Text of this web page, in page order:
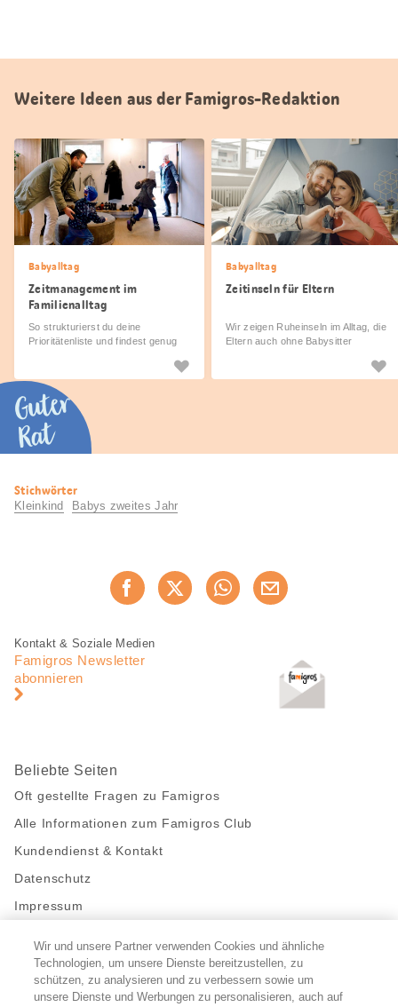
Weitere Ideen aus der Famigros-Redaktion
Babyalltag
Zeitmanagement im
Familienalltag
So strukturierst du deine
Prioritätenliste und findest genug
Babyalltag
Zeitinseln für Eltern
Wir zeigen Ruheinseln im Alltag, die
Eltern auch ohne Babysitter
Guter
Rat
Nützliche
Informationen
Stichwörter
Kleinkind Babys zweites Jahr
Jetzt weiterempfehlen
Fusszeile
Fusszeile
Navigation
Kontakt & Soziale Medien
Famigros Newsletter
abonnieren
Beliebte Seiten
Oft gestellte Fragen zu Famigros
Alle Informationen zum Famigros Club
Kundendienst & Kontakt
Datenschutz
Impressum
Bleibe mit uns in Kontakt
Facebook
https://twitter.com/migros
https://www.youtube.com/user/
PinterestInstagram
Wir und unsere Partner verwenden Cookies und ähnliche
Technologien, um unsere Dienste bereitzustellen, zu
schützen, zu analysieren und zu verbessern sowie um
unsere Dienste und Werbungen zu personalisieren, auch auf